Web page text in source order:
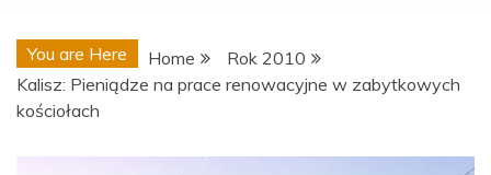
You are Here Home
Rok 2010
Kalisz: Pieniądze na prace renowacyjne w zabytkowych
kościołach